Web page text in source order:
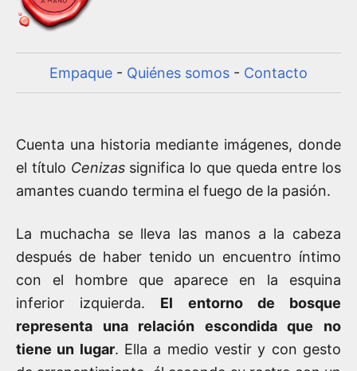
Empaque - Quiénes somos - Contacto
Cuenta una historia mediante imágenes, donde
el título Cenizassignifica lo que queda entre los
amantes cuando termina el fuego de la pasión.
La muchacha se lleva las manos a la cabeza
después de haber tenido un encuentro íntimo
con el hombre que aparece en la esquina
inferior izquierda. El entorno de bosque
representa una relación escondida que no
tiene un lugar. Ella a medio vestir y con gesto